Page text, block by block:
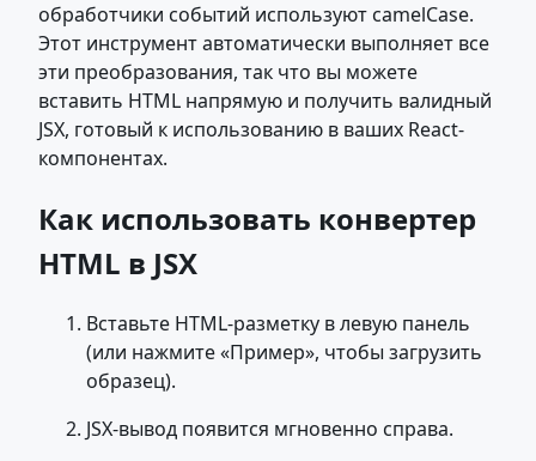
обработчики событий используют camelCase.
Этот инструмент автоматически выполняет все
эти преобразования, так что вы можете
вставить HTML напрямую и получить валидный
JSX, готовый к использованию в ваших React-
компонентах.
Как использовать конвертер
HTML в JSX
Вставьте HTML-разметку в левую панель
(или нажмите «Пример», чтобы загрузить
образец).
JSX-вывод появится мгновенно справа.